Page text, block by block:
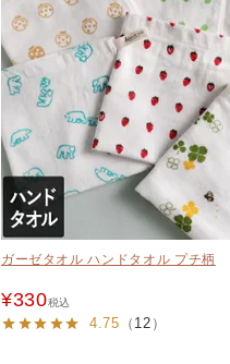
ガーゼタオル ハンドタオル プチ柄
¥330税込
4.75 （ 12 ）